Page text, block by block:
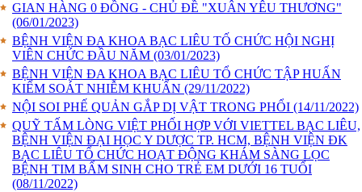
GIAN HÀNG 0 ĐỒNG - CHỦ ĐỀ "XUÂN YÊU THƯƠNG"
(06/01/2023)
BỆNH VIỆN ĐA KHOA BẠC LIÊU TỐ CHỨC HỘI NGHỊ
VIÊN CHỨC ĐẦU NĂM (03/01/2023)
BỆNH VIỆN ĐA KHOA BẠC LIÊU TỔ CHỨC TẬP HUẤN
KIỂM SOÁT NHIỄM KHUẨN (29/11/2022)
NỘI SOI PHẾ QUẢN GẮP DỊ VẬT TRONG PHỔI (14/11/2022)
QUỸ TẤM LÒNG VIỆT PHỐI HỢP VỚI VIETTEL BẠC LIÊU,
BỆNH VIỆN ĐẠI HỌC Y DƯỢC TP. HCM, BỆNH VIỆN ĐK
BẠC LIÊU TỔ CHỨC HOẠT ĐỘNG KHÁM SÀNG LỌC
BỆNH TIM BẨM SINH CHO TRẺ EM DƯỚI 16 TUỔI
(08/11/2022)